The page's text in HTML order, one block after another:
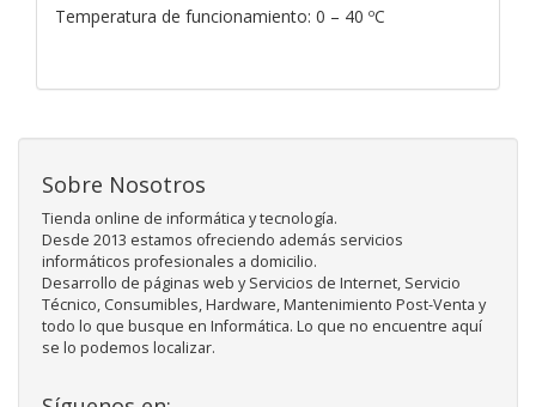
Temperatura de funcionamiento: 0 – 40 ºC
Sobre Nosotros
Tienda online de informática y tecnología.
Desde 2013 estamos ofreciendo además servicios
informáticos profesionales a domicilio.
Desarrollo de páginas web y Servicios de Internet, Servicio
Técnico, Consumibles, Hardware, Mantenimiento Post-Venta y
todo lo que busque en Informática. Lo que no encuentre aquí
se lo podemos localizar.